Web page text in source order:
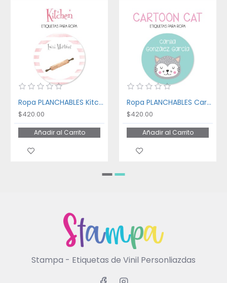
Ropa PLANCHABLES Kitchen
$420.00
Añadir al Carrito
Ropa PLANCHABLES Cartoon Cat
$420.00
Añadir al Carrito
Stampa - Etiquetas de Vinil Personliazdas